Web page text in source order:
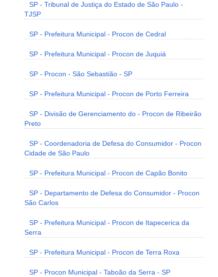
SP - Tribunal de Justiça do Estado de São Paulo -
TJSP
SP - Prefeitura Municipal - Procon de Cedral
SP - Prefeitura Municipal - Procon de Juquiá
SP - Procon - São Sebastião - SP
SP - Prefeitura Municipal - Procon de Porto Ferreira
SP - Divisão de Gerenciamento do - Procon de Ribeirão
Preto
SP - Coordenadoria de Defesa do Consumidor - Procon
Cidade de São Paulo
SP - Prefeitura Municipal - Procon de Capão Bonito
SP - Departamento de Defesa do Consumidor - Procon
São Carlos
SP - Prefeitura Municipal - Procon de Itapecerica da
Serra
SP - Prefeitura Municipal - Procon de Terra Roxa
SP - Procon Municipal - Taboão da Serra - SP